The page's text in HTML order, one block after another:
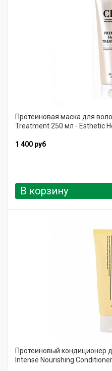
Протеиновая маска для
Treatment 250 мл - Esthetic
1 400 руб
В корзину
Протеиновый кондиционер
Intense Nourishing